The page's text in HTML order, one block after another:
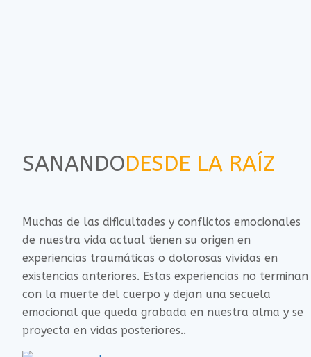
SANANDODESDE LA RAÍZ
Muchas de las dificultades y conflictos emocionales
de nuestra vida actual tienen su origen en
experiencias traumáticas o dolorosas vividas en
existencias anteriores. Estas experiencias no terminan
con la muerte del cuerpo y dejan una secuela
emocional que queda grabada en nuestra alma y se
proyecta en vidas posteriores..